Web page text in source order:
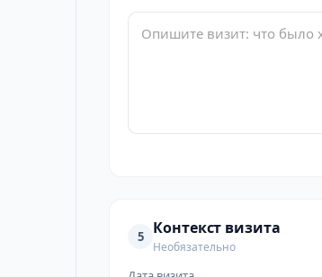
5 Контекст визита
Необязательно